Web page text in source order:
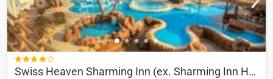

Swiss Heaven Sharming Inn (ex. Sharming Inn Hotel)